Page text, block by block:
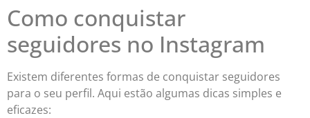
Como conquistar
seguidores no Instagram
Existem diferentes formas de conquistar seguidores
para o seu perfil. Aqui estão algumas dicas simples e
eficazes: